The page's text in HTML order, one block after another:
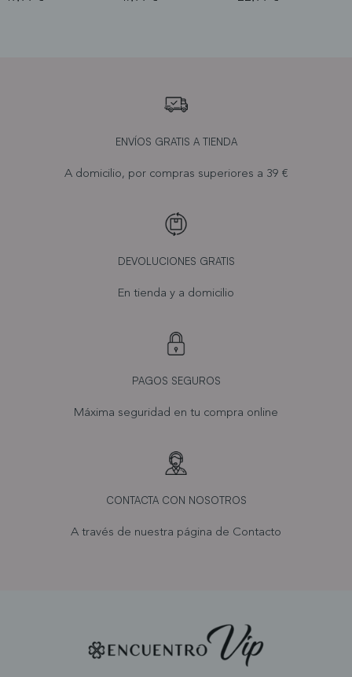
ENVÍOS GRATIS A TIENDA
A domicilio, por compras superiores a 39 €
DEVOLUCIONES GRATIS
En tienda y a domicilio
PAGOS SEGUROS
Máxima seguridad en tu compra online
CONTACTA CON NOSOTROS
A través de nuestra página de Contacto